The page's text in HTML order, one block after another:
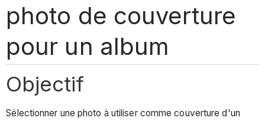
photo de couverture
pour un album
Objectif
Sélectionner une photo à utiliser comme couverture d'un